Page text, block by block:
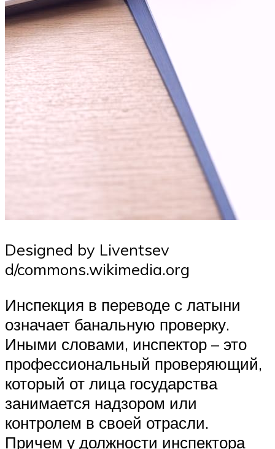
Designed by Liventsev
d/commons.wikimedia.org
Инспекция в переводе с латыни
означает банальную проверку.
Иными словами, инспектор – это
профессиональный проверяющий,
который от лица государства
занимается надзором или
контролем в своей отрасли.
Причем у должности инспектора